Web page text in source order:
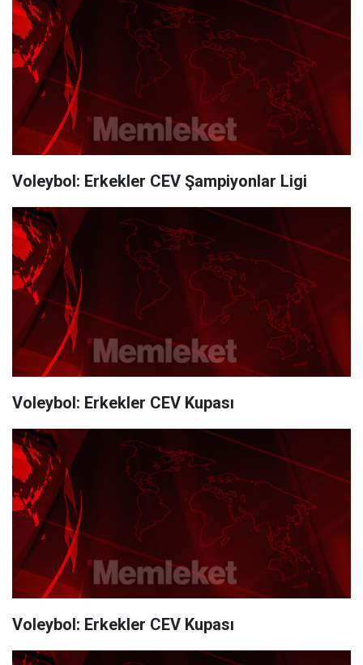
Voleybol: Erkekler CEV Şampiyonlar Ligi
Voleybol: Erkekler CEV Kupası
Voleybol: Erkekler CEV Kupası